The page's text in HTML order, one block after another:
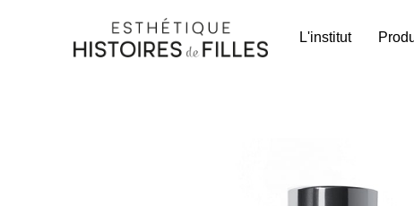
L'institut